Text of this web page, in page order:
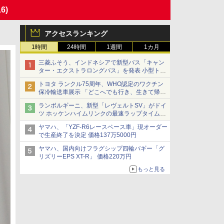
アクセスランキング
1時間 24時間 1週間 1カ月
三菱ふそう、インドネシアで新型バス「キャン
ター・エクストラロングバス」を発表 小型トラ
ックベースの観光・旅客輸送向けバス
トヨタ ランクル75周年、WHO認定のワクチン
保冷輸送車展示 「どこへでも行き、生きて帰っ
てこられる」ランドクルーザーで命をつなぐ
ランボルギーニ、新型「レヴェルトSV」がドイ
ツ ホッケンハイムリンクの最速ラップタイムを
記録
ヤマハ、「YZF-R6レースベース車」現オーダー
で生産終了を決定 価格137万5000円
ヤマハ、国内向けフラグシップ四輪バギー「グ
リズリーEPS XT-R」 価格220万円
もっと見る